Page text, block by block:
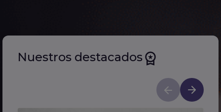
Nuestros destacados